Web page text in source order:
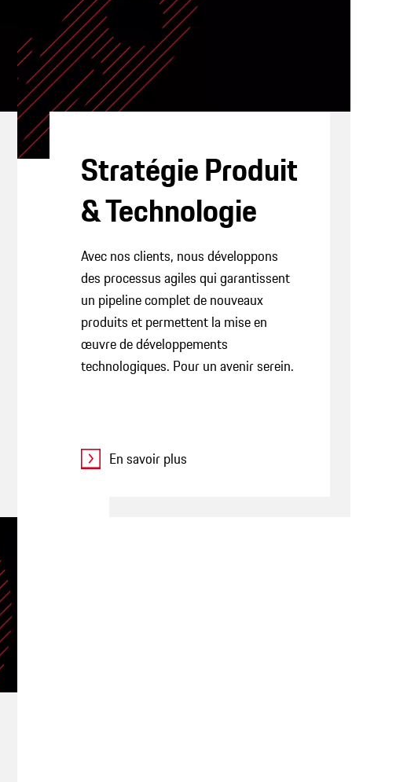
Stratégie Produit
& Technologie
Avec nos clients, nous développons
des processus agiles qui garantissent
un pipeline complet de nouveaux
produits et permettent la mise en
œuvre de développements
technologiques. Pour un avenir serein.
En savoir plus